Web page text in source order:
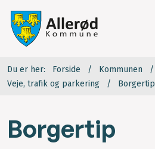
Du er her: Forside
Kommunen
Veje, trafik og parkering
Borgertip
Borgertip